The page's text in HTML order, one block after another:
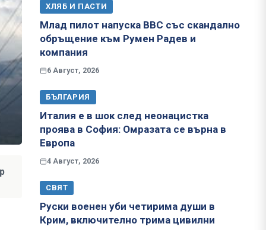
ХЛЯБ И ПАСТИ
Млад пилот напуска ВВС със скандално
обръщение към Румен Радев и
компания
6 Август, 2026
БЪЛГАРИЯ
Италия е в шок след неонацистка
проява в София: Омразата се върна в
Европа
4 Август, 2026
СВЯТ
Руски военен уби четирима души в
Крим, включително трима цивилни